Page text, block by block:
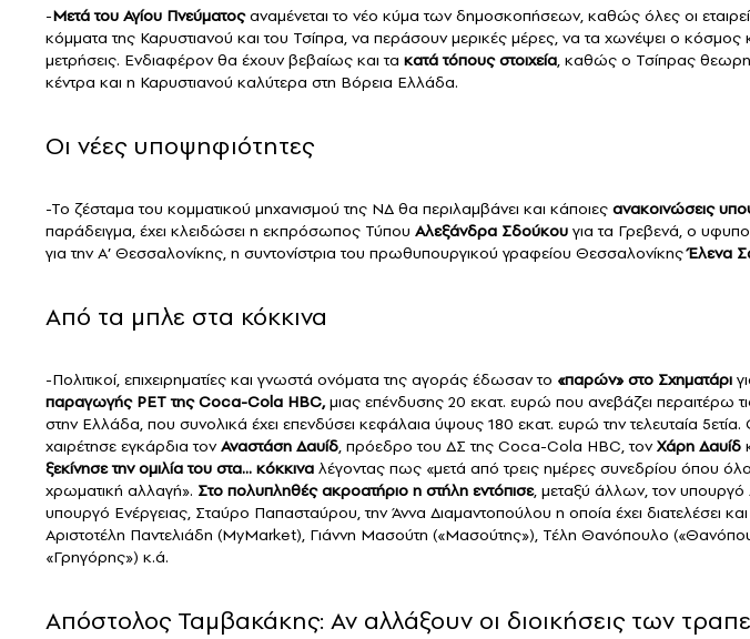
-Μετά του Αγίου Πνεύματοςαναμένεται το νέο κύμα των δημοσκοπήσεων, καθώς όλες οι
κόμματα της Καρυστιανού και του Τσίπρα, να περάσουν μερικές μέρες, να τα χωνέψει ο κόσμος
μετρήσεις. Ενδιαφέρον θα έχουν βεβαίως και τα κατά τόπους στοιχεία, καθώς ο Τσίπρας
κέντρα και η Καρυστιανού καλύτερα στη Βόρεια Ελλάδα.
Οι νέες υποψηφιότητες
-Το ζέσταμα του κομματικού μηχανισμού της ΝΔ θα περιλαμβάνει και κάποιες ανακοινώσεις
παράδειγμα, έχει κλειδώσει η εκπρόσωπος Τύπου Αλεξάνδρα Σδούκου για τα Γρεβενά, ο
για την Α’ Θεσσαλονίκης, η συντονίστρια του πρωθυπουργικού γραφείου ΘεσσαλονίκηςΈλενα
Από τα μπλε στα κόκκινα
-Πολιτικοί, επιχειρηματίες και γνωστά ονόματα της αγοράς έδωσαν το «παρών» στο Σχηματάρι
παραγωγής PET της Coca-Cola HBC,μιας επένδυσης 20 εκατ. ευρώ που ανεβάζει περαιτέρω
στην Ελλάδα, που συνολικά έχει επενδύσει κεφάλαια ύψους 180 εκατ. ευρώ την τελευταία
χαιρέτησε εγκάρδια τονΑναστάση Δαυίδ, πρόεδρο του ΔΣ της Coca-Cola HBC, τονΧάρη Δαυίδ
ξεκίνησε την ομιλία του στα… κόκκινα λέγοντας πως «μετά από τρεις ημέρες συνεδρίου όπου
χρωματική αλλαγή». Στο πολυπληθές ακροατήριο η στήλη εντόπισε, μεταξύ άλλων, τον
υπουργό Ενέργειας, Σταύρο Παπασταύρου, την Άννα Διαμαντοπούλου η οποία έχει διατελέσει
Αριστοτέλη Παντελιάδη (MyMarket), Γιάννη Μασούτη («Μασούτης»), Τέλη Θανόπουλο
«Γρηγόρης») κ.ά.
Απόστολος Ταμβακάκης: Αν αλλάξουν οι διοικήσεις των